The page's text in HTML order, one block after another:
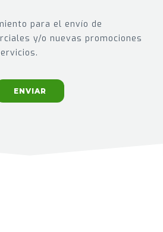
para el envío de
y/o nuevas promociones
ENVIAR